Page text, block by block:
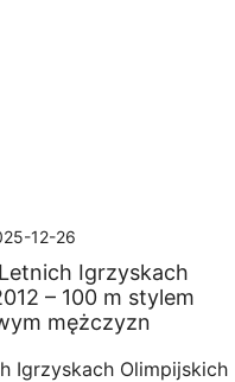
12-26
Igrzyskach
– 100 m stylem
mężczyzn
Igrzyskach Olimpijskich